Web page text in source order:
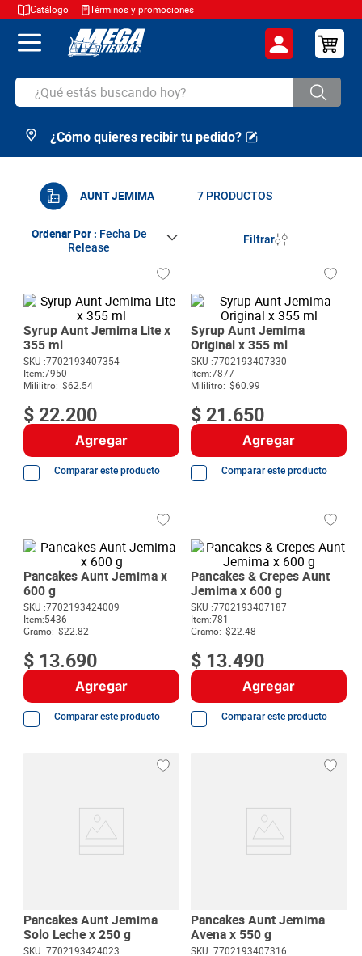
Catálogo Términos y promociones
¿Qué estás buscando hoy?
TÉRMINOS MÁS BUSCADOS
2.
arroz
cafe
6.
azucar
7.
huevos
8.
detergente
9.
queso
10. papa
¿Cómo quieres recibir tu pedido?
AUNT JEMIMA 7 PRODUCTOS
Ordenar Por
Fecha De
Release
Filtrar
Syrup Aunt Jemima Lite x
355 ml
SKU :7702193407354
Item:7950
Mililitro: $62.54
$ 22.200
Agregar
Comparar este producto
Syrup Aunt Jemima
Original x 355 ml
SKU :7702193407330
Item:7877
Mililitro: $60.99
$ 21.650
Agregar
Comparar este producto
Pancakes Aunt Jemima x
600 g
SKU :7702193424009
Item:5436
Gramo: $22.82
$ 13.690
Agregar
Comparar este producto
Pancakes & Crepes Aunt
Jemima x 600 g
SKU :7702193407187
Item:781
Gramo: $22.48
$ 13.490
Agregar
Comparar este producto
Pancakes Aunt Jemima
Solo Leche x 250 g
SKU :7702193424023
Pancakes Aunt Jemima
Avena x 550 g
SKU :7702193407316